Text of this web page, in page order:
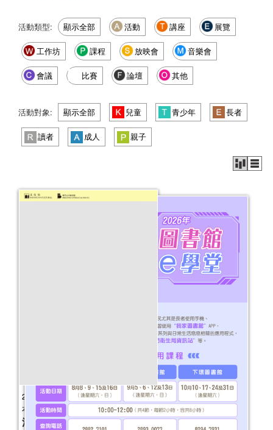
活動類型: 顯示全部 活動 講座 展覽
工作坊 課程 放映會 音樂會
會議 比賽 論壇 其他
活動對象: 顯示全部 兒童 青少年 長者
讀者 成人 親子
2026年嬰幼兒親子閱讀推廣活動-嬰幼繪
本氹氹轉（3月）
活動日期：2026年03月22日